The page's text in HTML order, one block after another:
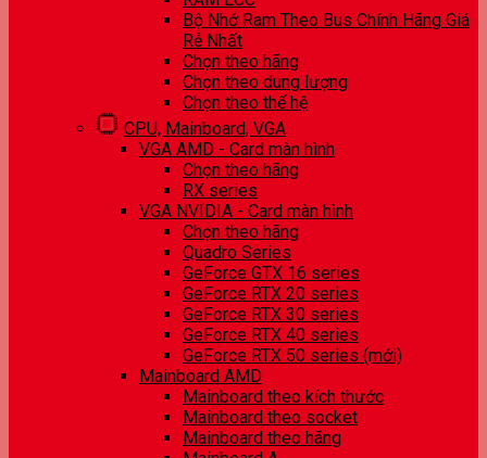
Bộ Nhớ Ram Theo Bus Chính Hãng Giá
Rẻ Nhất
Chọn theo hãng
Chọn theo dung lượng
Chọn theo thế hệ
CPU, Mainboard, VGA
VGA AMD - Card màn hình
Chọn theo hãng
RX series
VGA NVIDIA - Card màn hình
Chọn theo hãng
Quadro Series
GeForce GTX 16 series
GeForce RTX 20 series
GeForce RTX 30 series
GeForce RTX 40 series
GeForce RTX 50 series (mới)
Mainboard AMD
Mainboard theo kích thước
Mainboard theo socket
Mainboard theo hãng